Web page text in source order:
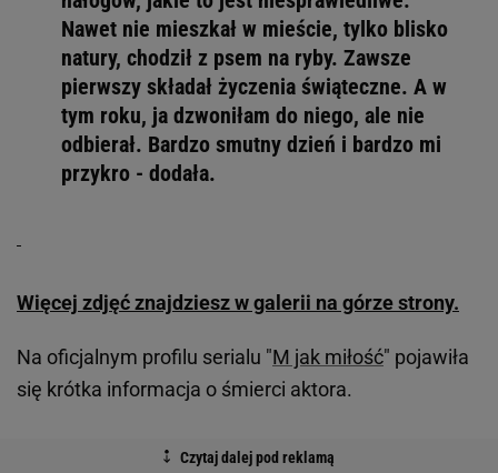
Nawet nie mieszkał w mieście, tylko blisko
natury, chodził z psem na ryby. Zawsze
pierwszy składał życzenia świąteczne. A w
tym roku, ja dzwoniłam do niego, ale nie
odbierał. Bardzo smutny dzień i bardzo mi
przykro - dodała.
Więcej zdjęć znajdziesz w galerii na górze strony.
Na oficjalnym profilu serialu "M jak miłość" pojawiła
się krótka informacja o śmierci aktora.